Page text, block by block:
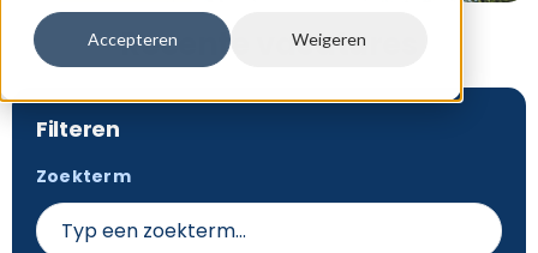
Accepteren Weigeren
Recente vacatures
Filteren
Zoekterm